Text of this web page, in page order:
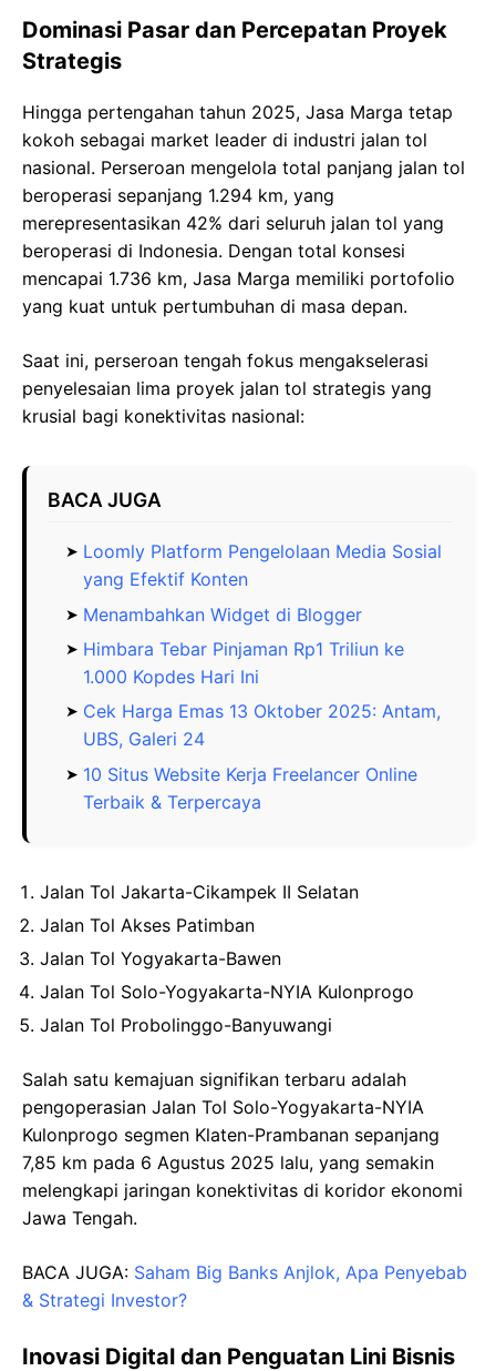
Dominasi Pasar dan Percepatan Proyek
Strategis
Hingga pertengahan tahun 2025, Jasa Marga tetap
kokoh sebagai market leader di industri jalan tol
nasional. Perseroan mengelola total panjang jalan tol
beroperasi sepanjang 1.294 km, yang
merepresentasikan 42% dari seluruh jalan tol yang
beroperasi di Indonesia. Dengan total konsesi
mencapai 1.736 km, Jasa Marga memiliki portofolio
yang kuat untuk pertumbuhan di masa depan.
Saat ini, perseroan tengah fokus mengakselerasi
penyelesaian lima proyek jalan tol strategis yang
krusial bagi konektivitas nasional:
BACA JUGA
Loomly Platform Pengelolaan Media Sosial
yang Efektif Konten
Menambahkan Widget di Blogger
Himbara Tebar Pinjaman Rp1 Triliun ke
1.000 Kopdes Hari Ini
Cek Harga Emas 13 Oktober 2025: Antam,
UBS, Galeri 24
10 Situs Website Kerja Freelancer Online
Terbaik & Terpercaya
Jalan Tol Jakarta-Cikampek II Selatan
Jalan Tol Akses Patimban
Jalan Tol Yogyakarta-Bawen
Jalan Tol Solo-Yogyakarta-NYIA Kulonprogo
Jalan Tol Probolinggo-Banyuwangi
Salah satu kemajuan signifikan terbaru adalah
pengoperasian Jalan Tol Solo-Yogyakarta-NYIA
Kulonprogo segmen Klaten-Prambanan sepanjang
7,85 km pada 6 Agustus 2025 lalu, yang semakin
melengkapi jaringan konektivitas di koridor ekonomi
Jawa Tengah.
BACA JUGA: Saham Big Banks Anjlok, Apa Penyebab
& Strategi Investor?
Inovasi Digital dan Penguatan Lini Bisnis